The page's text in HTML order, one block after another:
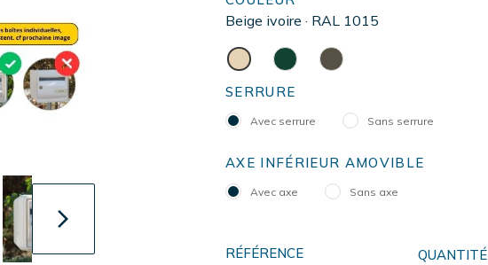
arrow_forward_ios
Beige ivoire · RAL 1015
SERRURE
Avec serrure Sans serrure
AXE INFÉRIEUR AMOVIBLE
Avec axe Sans axe
RÉFÉRENCE QUANTITÉ